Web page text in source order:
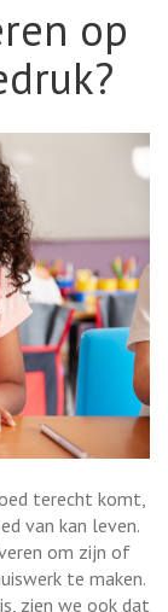
op
terecht komt,
van kan leven.
om zijn of
te maken.
zien we ook dat